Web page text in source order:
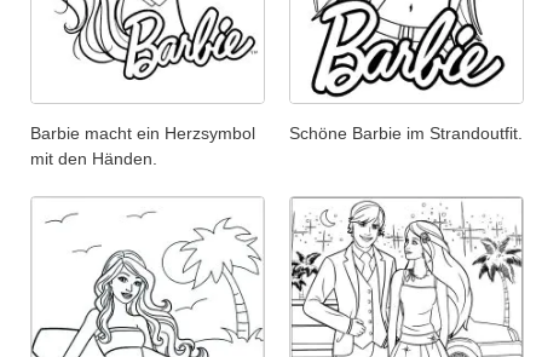
Barbie macht ein Herzsymbol
mit den Händen.
Schöne Barbie im Strandoutfit.